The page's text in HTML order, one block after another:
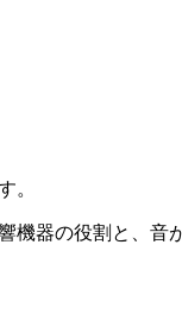
。
器の役割と、